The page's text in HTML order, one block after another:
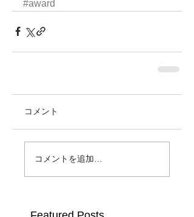
#award
コメント
コメントを追加…